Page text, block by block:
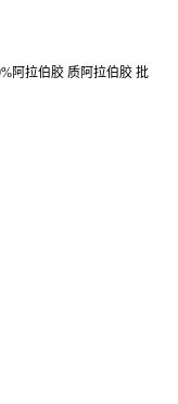
阿拉伯胶 质阿拉伯胶 批